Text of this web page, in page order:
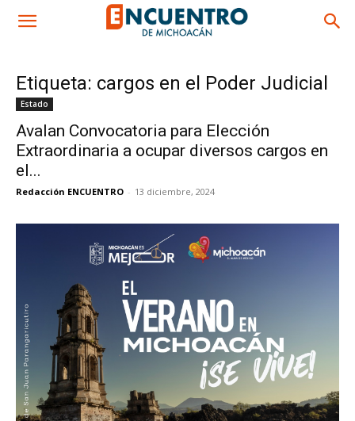
Etiqueta: cargos en el Poder Judicial
Estado
Avalan Convocatoria para Elección
Extraordinaria a ocupar diversos cargos en
el...
Redacción ENCUENTRO - 13 diciembre, 2024